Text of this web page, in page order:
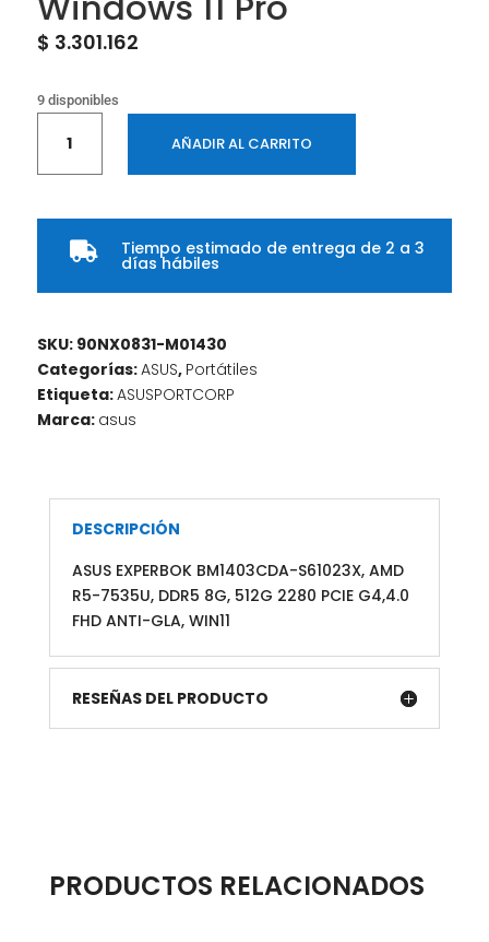
$ 3.301.162
9 disponibles
ASUS
ExpertBook
S61023X
Ryzen
7535U,
8GB
DDR5,
512GB
14"
Glare,
Windows
Pro
AÑADIR AL CARRITO
 Tiempo estimado de entrega de 2 a 3
días hábiles
SKU: 90NX0831-M01430
Categorías:ASUS, Portátiles
Etiqueta:ASUSPORTCORP
Marca: asus
DESCRIPCIÓN
ASUS EXPERBOK BM1403CDA-S61023X, AMD
R5-7535U, DDR5 8G, 512G 2280 PCIE G4,4.0
FHD ANTI-GLA, WIN11
RESEÑAS DEL PRODUCTO
PRODUCTOS RELACIONADOS